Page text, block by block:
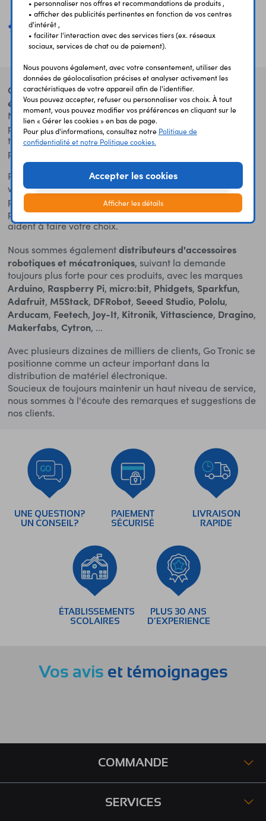
Go Tronic assure la distribution de composants
électroniques en France et à l'étranger depuis 1990
Notre stock très important nous permet d'expédier la
plupart des commandes le jour même. Un accueil
téléphonique rapide et un service après-vente
performant complètent l'offre proposée à notre clientèle.
Présents sur internet depuis 1998, notre site
www.gotronic.fr est mis à jour quotidiennement et vous
permet de profiter des dernières nouveautés et
promotions. Des explications claires et détaillées vous
aident à faire votre choix.
Nous sommes égalementdistributeurs d'accessoires
robotiques et mécatroniques, suivant la demande
toujours plus forte pour ces produits, avec les marques
Arduino, Raspberry Pi, micro:bit, Phidgets, Sparkfun,
Adafruit, M5Stack, DFRobot, Seeed Studio, Pololu,
Arducam, Feetech, Joy-It, Kitronik,Vittascience, Dragino,
Makerfabs,Cytron, ...
Avec plusieurs dizaines de milliers de clients, Go Tronic se
positionne comme un acteur important dans la
distribution de matériel électronique.
Soucieux de toujours maintenir un haut niveau de service,
nous sommes à l'écoute des remarques et suggestions de
nos clients.
UNE QUESTION?
UN CONSEIL?
PAIEMENT
SÉCURISÉ
LIVRAISON
RAPIDE
ÉTABLISSEMENTS
SCOLAIRES
PLUS 30 ANS
D’EXPERIENCE
Vos avis et témoignages
COMMANDE
SERVICES
• personnaliser nos offres et recommandations de produits ,
• afficher des publicités pertinentes en fonction de vos centres
d'intérêt ,
• faciliter l'interaction avec des services tiers (ex. réseaux
sociaux, services de chat ou de paiement).
Nous pouvons également, avec votre consentement, utiliser des
données de géolocalisation précises et analyser activement les
caractéristiques de votre appareil afin de l'identifier.
Vous pouvez accepter, refuser ou personnaliser vos choix. À tout
moment, vous pouvez modifier vos préférences en cliquant sur le
lien « Gérer les cookies » en bas de page.
Pour plus d'informations, consultez notre Politique de
confidentialité et notre Politique cookies.
Accepter les cookies
Afficher les détails